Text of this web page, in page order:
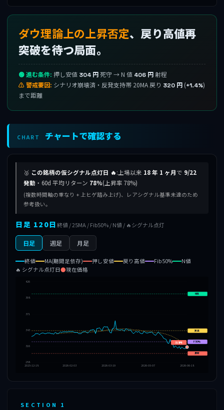
ダウ理論上の上昇否定、戻り高値再
突破を待つ局面。
🟢 進む条件: 押し安値 304 円 死守 → N 値 406 円 射程
⚠ 警戒要因: シナリオ崩壊済・反発支持帯 20MA 戻り 320 円 (+1.4%)
まで距離
CHART チャートで確認する
🥈 この銘柄の仮シグナル点灯日 🔥:上場以来 18 年 1 ヶ月で 9/22
発動 ・60d 平均リターン 78%(上昇率 78%)
(複数時間軸の重なり + 上ヒゲ踏み上げ)、レアシグナル基準未達のため
参考扱い。
日足 120日終値 / 25MA / Fib50% / N値 / 🔥シグナル点灯
日足 週足 月足
終値 MA(期間足依存) 押し安値 戻り高値 Fib50%
N値
🔥 シグナル点灯日●現在価格
426
398
371
343
316
288
2025-12-18
2026-02-03 2026-03-19 2026-05-07 2026-06-18
押安
戻高
F50%
N値
315円
SECTION 1